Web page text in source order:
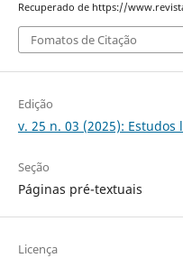
Recuperado de https://
Fomatos de Citação
Edição
v. 25 n. 03 (2025): Estudos
Seção
Páginas pré-textuais
Licença